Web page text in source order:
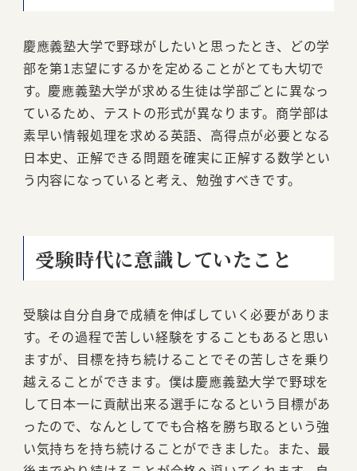
慶應義塾大学で野球がしたいと思ったとき、どの学
部を第1志望にするかを定めることがとても大切で
す。慶應義塾大学が求める生徒は学部ごとに異なっ
ているため、テストの形式が異なります。商学部は
素早い情報処理を求める英語、高得点が必要となる
日本史、正解できる問題を確実に正解する数学とい
う内容になっていると考え、勉強すべきです。
受験時代に意識していたこと
受験は自分自身で成績を伸ばしていく必要がありま
す。その過程で苦しい経験をすることもあると思い
ますが、目標を持ち続けることでその苦しさを乗り
越えることができます。僕は慶應義塾大学で野球を
して日本一に貢献出来る選手になるという目標があ
ったので、なんとしてでも合格を勝ち取るという強
い気持ちを持ち続けることができました。また、最